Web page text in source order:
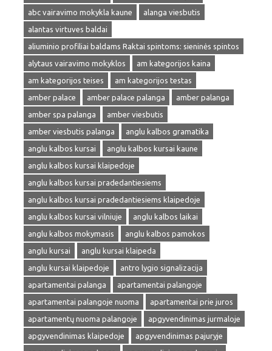
abc vairavimo mokykla kaune
alanga viesbutis
alantas virtuves baldai
aliuminio profiliai baldams Raktai spintoms: sieninės spintos
alytaus vairavimo mokyklos
am kategorijos kaina
am kategorijos teises
am kategorijos testas
amber palace
amber palace palanga
amber palanga
amber spa palanga
amber viesbutis
amber viesbutis palanga
anglu kalbos gramatika
anglu kalbos kursai
anglu kalbos kursai kaune
anglu kalbos kursai klaipedoje
anglu kalbos kursai pradedantiesiems
anglu kalbos kursai pradedantiesiems klaipedoje
anglu kalbos kursai vilniuje
anglu kalbos laikai
anglu kalbos mokymasis
anglu kalbos pamokos
anglu kursai
anglu kursai klaipeda
anglu kursai klaipedoje
antro lygio signalizacija
apartamentai palanga
apartamentai palangoje
apartamentai palangoje nuoma
apartamentai prie juros
apartamentų nuoma palangoje
apgyvendinimas jurmaloje
apgyvendinimas klaipedoje
apgyvendinimas pajuryje